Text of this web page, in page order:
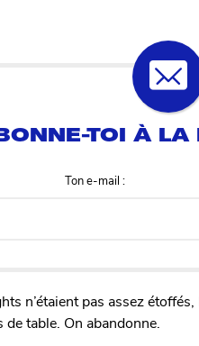
Ton e-mail :
n’étaient pas assez
table. On abandonne.